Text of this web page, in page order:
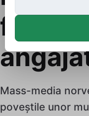
furați
Mass-media
poveștile unor